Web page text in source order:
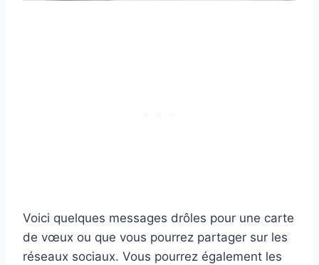
Voici quelques messages drôles pour une carte
de vœux ou que vous pourrez partager sur les
réseaux sociaux. Vous pourrez également les